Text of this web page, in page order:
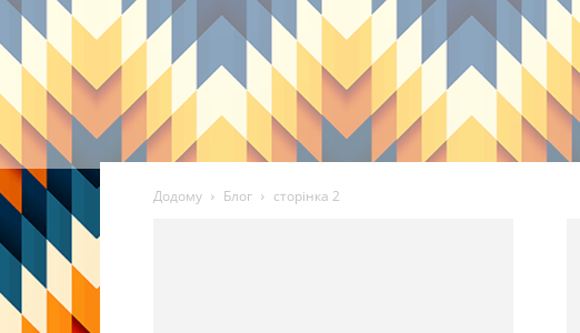
Додому Блог сторінка 2